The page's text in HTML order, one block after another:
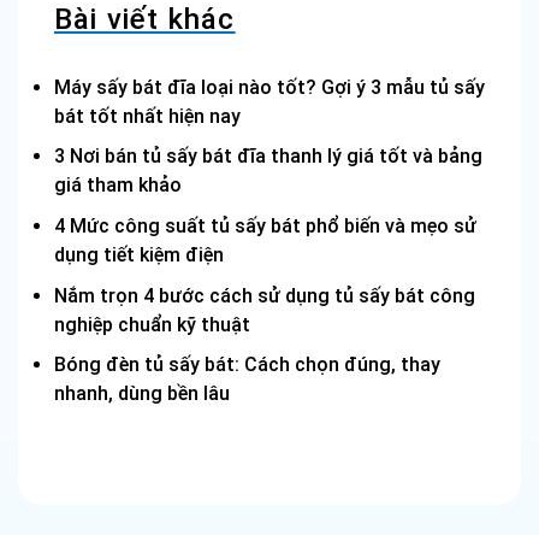
Bài viết khác
Máy sấy bát đĩa loại nào tốt? Gợi ý 3 mẫu tủ sấy
bát tốt nhất hiện nay
3 Nơi bán tủ sấy bát đĩa thanh lý giá tốt và bảng
giá tham khảo
4 Mức công suất tủ sấy bát phổ biến và mẹo sử
dụng tiết kiệm điện
Nắm trọn 4 bước cách sử dụng tủ sấy bát công
nghiệp chuẩn kỹ thuật
Bóng đèn tủ sấy bát: Cách chọn đúng, thay
nhanh, dùng bền lâu